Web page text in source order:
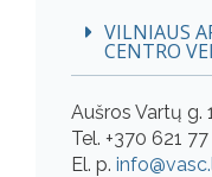
VILNIAUS
CENTRO
Aušros Vartų g.
Tel. +370 621
El. p.